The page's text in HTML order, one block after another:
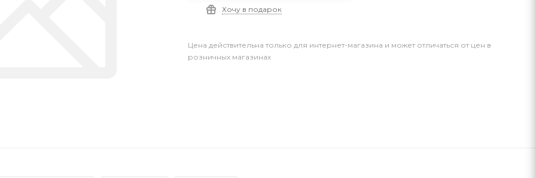
Хочу в подарок
Цена действительна только для интернет-магазина и может отличаться от цен в
розничных магазинах